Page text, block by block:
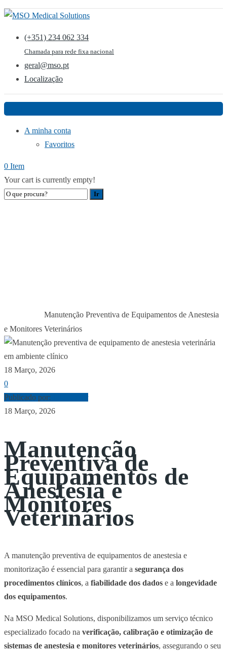
(+351) 234 062 334
Chamada para rede fixa nacional
geral@mso.pt
Localização
A minha conta
Favoritos
0 Item
Your cart is currently empty!
Manutenção Preventiva de Equipamentos de Anestesia
e Monitores Veterinários
18 Março, 2026
0
Publicado por:
18 Março, 2026
Manutenção
Preventiva de
Equipamentos de
Anestesia e
Monitores
Veterinários
A manutenção preventiva de equipamentos de anestesia e
monitorização é essencial para garantir a segurança dos
procedimentos clínicos, a fiabilidade dos dados e a longevidade
dos equipamentos.
Na MSO Medical Solutions, disponibilizamos um serviço técnico
especializado focado na verificação, calibração e otimização de
sistemas de anestesia e monitores veterinários, assegurando o seu